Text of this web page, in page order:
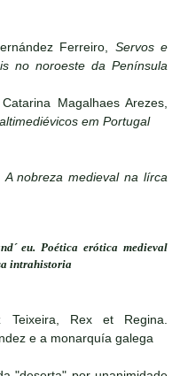
Ferreiro, Servos e
no noroeste da Península
Magalhaes Arezes,
em Portugal
A nobreza medieval na lírca
eu. Poética erótica medieval
intrahistoria
Teixeira, Rex et Regina.
e a monarquía galega